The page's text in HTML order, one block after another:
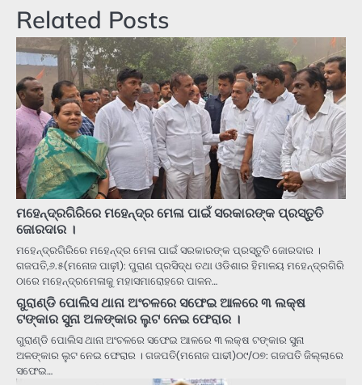
Related Posts
ମହେନ୍ଦ୍ରଗିରିରେ ମହେନ୍ଦ୍ର ମେଳା ପାଇଁ ସରକାରଙ୍କ ପ୍ରସ୍ତୁତି
ଜୋରଦାର ।
ମହେନ୍ଦ୍ରଗିରିରେ ମହେନ୍ଦ୍ର ମେଳା ପାଇଁ ସରକାରଙ୍କ ପ୍ରସ୍ତୁତି ଜୋରଦାର ।
ଗଜପତି,୬.୫(ମନୋଜ ପାଢ଼ୀ): ପୁରାଣ ପ୍ରସିଦ୍ଧ ତଥା ଓଡିଶାର ହିମାଳୟ ମହେନ୍ଦ୍ରଗିରି
ଠାରେ ମହେନ୍ଦ୍ରମେଳାକୁ ମହାସମାରୋହରେ ପାଳନ…
ଗୁରାଣ୍ଡି ପୋଲିସ ଥାନା ଅଂଚଳରେ ସଫେଇ ଆଳରେ ୩ ଲକ୍ଷ
ଟଙ୍କାର ସୁନା ଅଳଙ୍କାର ଲୁଟ ନେଇ ଫେରାର ।
ଗୁରାଣ୍ଡି ପୋଲିସ ଥାନା ଅଂଚଳରେ ସଫେଇ ଆଳରେ ୩ ଲକ୍ଷ ଟଙ୍କାର ସୁନା
ଅଳଙ୍କାର ଲୁଟ ନେଇ ଫେରାର । ଗଜପତି(ମନୋଜ ପାଢୀ)୦୯/୦୭: ଗଜପତି ଜିଲ୍ଲାରେ
ସଫେଇ…